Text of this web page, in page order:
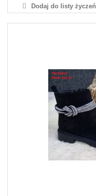
Dodaj do listy życzeń